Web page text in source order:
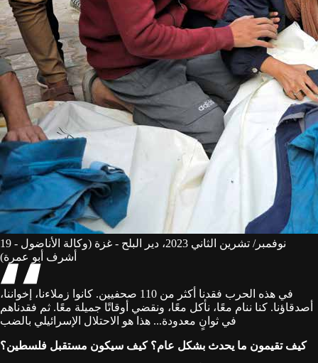
19 نوفمبر/ تشرين الثاني 2023، دير البلح - غزة (وكالة الأناضول -
أشرف أبو عمرة)
في هذه الحرب فقدنا أكثر من 110 صحفيين. كانوا زملاءنا، إخواننا،
أصدقاؤنا. كنا ننام معًا، نأكل معًا، ونقضي أوقاتًا جميلة معًا. ثم فقدناهم
في ثوانٍ معدودة... هذا هو الاحتلال الإسرائيلي بالضب
كيف تقيمون ما يحدث بشكل عام؟ كيف سيكون مستقبل فلسطين؟